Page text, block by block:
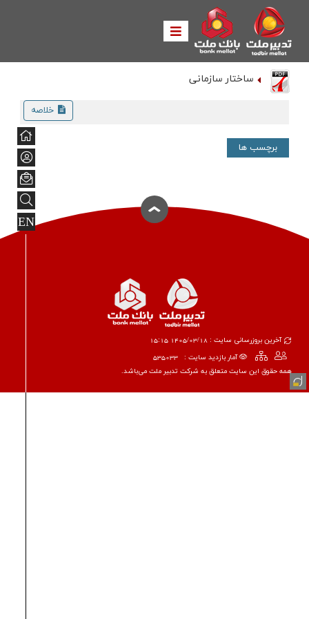
EN
ساختار سازمانی
خلاصه
برچسب ها
آخرین بروزرسانی سایت : 1405/03/18 15:15
آمار بازدید سایت :
535033
همه حقوق این سایت متعلق به شرکت تدبیر ملت می‌باشد.